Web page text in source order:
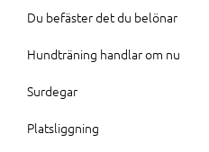
Du befäster det du belönar
Hundträning handlar om nu
Surdegar
Platsliggning